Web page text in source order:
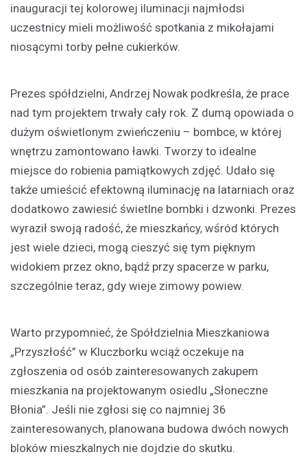
inauguracji tej kolorowej iluminacji najmłodsi
uczestnicy mieli możliwość spotkania z mikołajami
niosącymi torby pełne cukierków.
Prezes spółdzielni, Andrzej Nowak podkreśla, że prace
nad tym projektem trwały cały rok. Z dumą opowiada o
dużym oświetlonym zwieńczeniu – bombce, w której
wnętrzu zamontowano ławki. Tworzy to idealne
miejsce do robienia pamiątkowych zdjęć. Udało się
także umieścić efektowną iluminację na latarniach oraz
dodatkowo zawiesić świetlne bombki i dzwonki. Prezes
wyraził swoją radość, że mieszkańcy, wśród których
jest wiele dzieci, mogą cieszyć się tym pięknym
widokiem przez okno, bądź przy spacerze w parku,
szczególnie teraz, gdy wieje zimowy powiew.
Warto przypomnieć, że Spółdzielnia Mieszkaniowa
„Przyszłość” w Kluczborku wciąż oczekuje na
zgłoszenia od osób zainteresowanych zakupem
mieszkania na projektowanym osiedlu „Słoneczne
Błonia”. Jeśli nie zgłosi się co najmniej 36
zainteresowanych, planowana budowa dwóch nowych
bloków mieszkalnych nie dojdzie do skutku.